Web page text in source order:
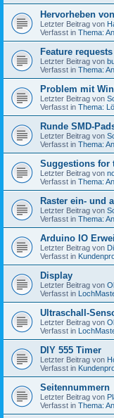
Hervorheben
Letzter Beitrag von
Verfasst in Thema:
Feature requests
Letzter Beitrag von
Verfasst in Thema:
Problem mit
Letzter Beitrag von
Verfasst in Thema:
Runde SMD-
Letzter Beitrag von
Verfasst in Thema:
Suggestions for
Letzter Beitrag von
Verfasst in Thema:
Raster ein- und
Letzter Beitrag von
Verfasst in Thema:
Arduino IO
Letzter Beitrag von
Verfasst in
Display
Letzter Beitrag von
Verfasst in
Ultraschall-
Letzter Beitrag von
Verfasst in
DIY 555 Timer
Letzter Beitrag von
Verfasst in
Seitennummern
Letzter Beitrag von
Verfasst in Thema: